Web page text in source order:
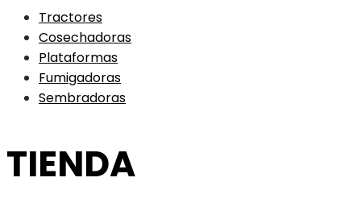
Tractores
Cosechadoras
Plataformas
Fumigadoras
Sembradoras
TIENDA